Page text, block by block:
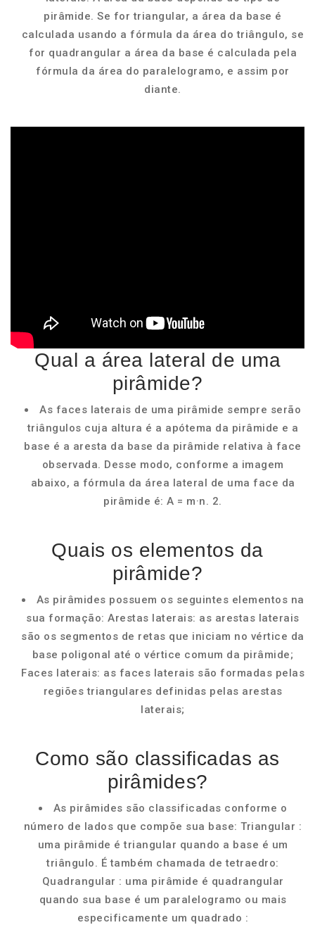
pirâmide. Se for triangular, a área da base é
calculada usando a fórmula da área do triângulo, se
for quadrangular a área da base é calculada pela
fórmula da área do paralelogramo, e assim por
diante.
Qual a área lateral de uma
pirâmide?
As faces laterais de uma pirâmide sempre serão
triângulos cuja altura é a apótema da pirâmide e a
base é a aresta da base da pirâmide relativa à face
observada. Desse modo, conforme a imagem
abaixo, a fórmula da área lateral de uma face da
pirâmide é: A = m·n. 2.
Quais os elementos da
pirâmide?
As pirâmides possuem os seguintes elementos na
sua formação: Arestas laterais: as arestas laterais
são os segmentos de retas que iniciam no vértice da
base poligonal até o vértice comum da pirâmide;
Faces laterais: as faces laterais são formadas pelas
regiões triangulares definidas pelas arestas
laterais;
Como são classificadas as
pirâmides?
As pirâmides são classificadas conforme o
número de lados que compõe sua base: Triangular :
uma pirâmide é triangular quando a base é um
triângulo. É também chamada de tetraedro:
Quadrangular : uma pirâmide é quadrangular
quando sua base é um paralelogramo ou mais
especificamente um quadrado :